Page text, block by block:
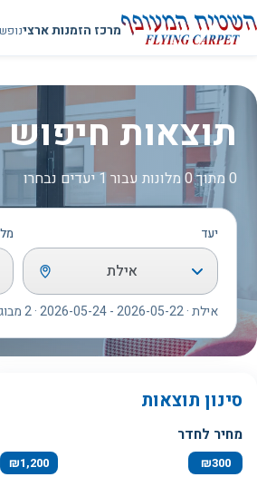
מרכז הזמנות ארצי
תוצאות
0 מתוך 0 מלונות עבור 1 יעדים נבחרו
יעד
אילת
אילת · 2026-05-22 - 2026-05-24 · 2 מבוגרים
סינון תוצאות
מחיר לחדר
₪300
₪1,200